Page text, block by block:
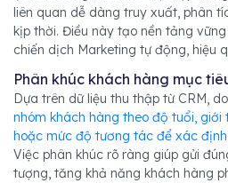
liên quan dễ dàng truy xuất, phân
kịp thời. Điều này tạo nền tảng
chiến dịch Marketing tự động, hiệu
Phân khúc khách hàng mục
Dựa trên dữ liệu thu thập từ CRM,
nhóm khách hàng theo độ tuổi, giới
hoặc mức độ tương tác để xác
Việc phân khúc rõ ràng giúp gửi
tượng, tăng khả năng khách hàng